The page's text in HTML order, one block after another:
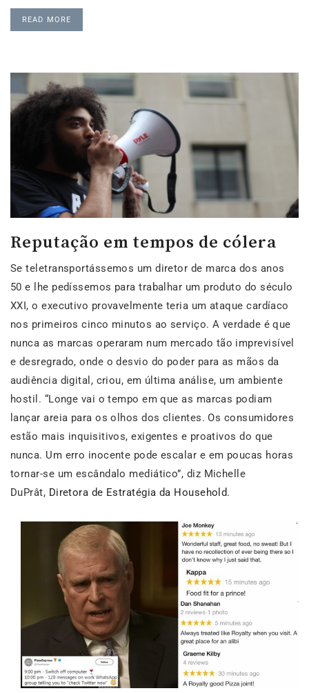
READ MORE
Reputação em tempos de cólera
Se teletransportássemos um diretor de marca dos anos
50 e lhe pedíssemos para trabalhar um produto do século
XXI, o executivo provavelmente teria um ataque cardíaco
nos primeiros cinco minutos ao serviço. A verdade é que
nunca as marcas operaram num mercado tão imprevisível
e desregrado, onde o desvio do poder para as mãos da
audiência digital, criou, em última análise, um ambiente
hostil. “Longe vai o tempo em que as marcas podiam
lançar areia para os olhos dos clientes. Os consumidores
estão mais inquisitivos, exigentes e proativos do que
nunca. Um erro inocente pode escalar e em poucas horas
tornar-se um escândalo mediático”, diz Michelle
DuPrât, Diretora de Estratégia da Household.